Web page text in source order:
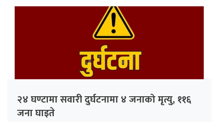
२४ घण्टामा सवारी दुर्घटनामा ४ जनाको मृत्यु, ११६
जना घाइते